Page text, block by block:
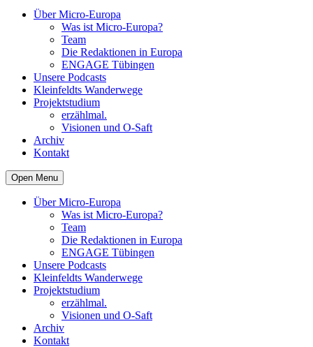
Über Micro-Europa
Was ist Micro-Europa?
Team
Die Redaktionen in Europa
ENGAGE Tübingen
Unsere Podcasts
Kleinfeldts Wanderwege
Projektstudium
erzählmal.
Visionen und O-Saft
Archiv
Kontakt
Open Menu
Über Micro-Europa
Was ist Micro-Europa?
Team
Die Redaktionen in Europa
ENGAGE Tübingen
Unsere Podcasts
Kleinfeldts Wanderwege
Projektstudium
erzählmal.
Visionen und O-Saft
Archiv
Kontakt